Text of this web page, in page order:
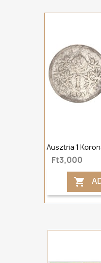
Ausztria 1
Ft3,000
